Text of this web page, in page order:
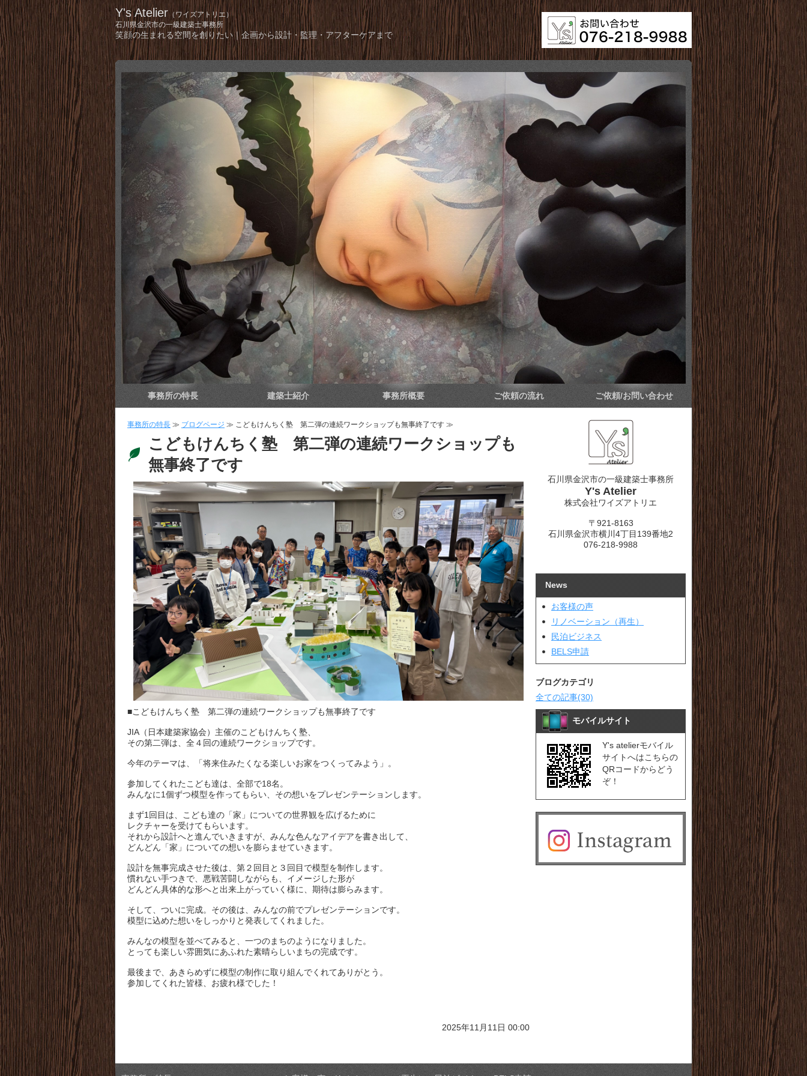
Y's Atelier（ワイズアトリエ）
石川県金沢市の一級建築士事務所
笑顔の生まれる空間を創りたい｜企画から設計・監理・アフターケアまで
事務所の特長 建築士紹介 事務所概要 ご依頼の流れ ご依頼/お問い合わせ
事務所の特長 ≫ ブログページ ≫ こどもけんちく塾 第二弾の連続ワークショップも無事終了です ≫
こどもけんちく塾 第二弾の連続ワークショップも
無事終了です
■こどもけんちく塾 第二弾の連続ワークショップも無事終了です
JIA（日本建築家協会）主催のこどもけんちく塾、
その第二弾は、全４回の連続ワークショップです。
今年のテーマは、「将来住みたくなる楽しいお家をつくってみよう」。
参加してくれたこども達は、全部で18名。
みんなに1個ずつ模型を作ってもらい、その想いをプレゼンテーションします。
まず1回目は、こども達の「家」についての世界観を広げるために
レクチャーを受けてもらいます。
それから設計へと進んでいきますが、みんな色んなアイデアを書き出して、
どんどん「家」についての想いを膨らませていきます。
設計を無事完成させた後は、第２回目と３回目で模型を制作します。
慣れない手つきで、悪戦苦闘しながらも、イメージした形が
どんどん具体的な形へと出来上がっていく様に、期待は膨らみます。
そして、ついに完成。その後は、みんなの前でプレゼンテーションです。
模型に込めた想いをしっかりと発表してくれました。
みんなの模型を並べてみると、一つのまちのようになりました。
とっても楽しい雰囲気にあふれた素晴らしいまちの完成です。
最後まで、あきらめずに模型の制作に取り組んでくれてありがとう。
参加してくれた皆様、お疲れ様でした！
2025年11月11日 00:00
石川県金沢市の一級建築士事務所
Y's Atelier
株式会社ワイズアトリエ
〒921-8163
石川県金沢市横川4丁目139番地2
076-218-9988
News
お客様の声
リノベーション（再生）
民泊ビジネス
BELS申請
ブログカテゴリ
全ての記事(30)
モバイルサイト
Y's atelierモバイル
サイトへはこちらの
QRコードからどう
ぞ！